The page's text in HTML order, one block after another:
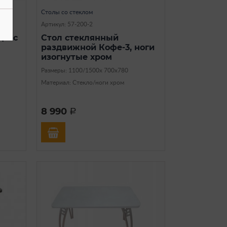
с
Столы со стеклом
Артикул: 57-200-2
Стол стеклянный
раздвижной Кофе-3, ноги
изогнутые хром
Размеры: 1100/1500х 700х780
Материал: Стекло/ноги хром
8 990 a